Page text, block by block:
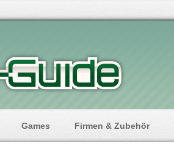
Games Firmen & Zubehör